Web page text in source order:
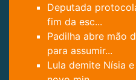
Deputada
fim da esc...
Padilha abre mão
para assumir...
Lula demite Nísia